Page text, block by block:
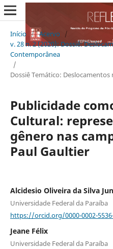
Início / Acervo
/
v. 28 n. 2 (2020): Dossiê:
Contemporânea
/
Dossiê Temático:
Publicidade
Cultural:
gênero nas
Paul Gaultier
Alcidesio Oliveira da Silva
Universidade Federal da Paraíba
https://orcid.org/0000-0002-
Jeane Félix
Universidade Federal da Paraíba